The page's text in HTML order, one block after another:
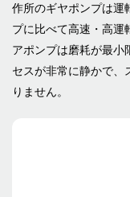
作所のギヤポンプは運
プに比べて高速・高運
アポンプは磨耗が最小
セスが非常に静かで、
りません。